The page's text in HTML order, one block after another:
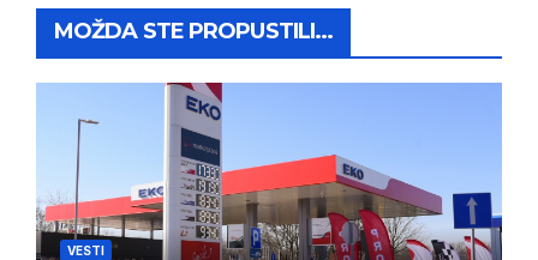
MOŽDA STE PROPUSTILI...
VESTI